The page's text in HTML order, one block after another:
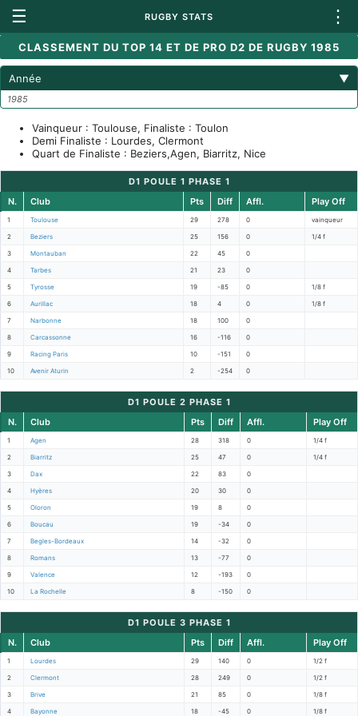
☰ RUGBY STATS ⋮
CLASSEMENT DU TOP 14 ET DE PRO D2 DE RUGBY 1985
Année ▼
1985
Vainqueur : Toulouse, Finaliste : Toulon
Demi Finaliste : Lourdes, Clermont
Quart de Finaliste : Beziers,Agen, Biarritz, Nice
D1 POULE 1 PHASE 1
N.
Club Pts Diff Affl. Play Off
1 Toulouse 29 278 0 vainqueur
2 Beziers 25 156 0 1/4 f
3 Montauban 22 45 0
4 Tarbes 21 23 0
5 Tyrosse 19 -85 0 1/8 f
6 Aurillac 18 4 0 1/8 f
7 Narbonne 18 100 0
8 Carcassonne 16 -116 0
9 Racing Paris 10 -151 0
10 Avenir Aturin 2 -254 0
D1 POULE 2 PHASE 1
N.
Club Pts Diff Affl. Play Off
1 Agen 28 318 0 1/4 f
2 Biarritz 25 47 0 1/4 f
3 Dax 22 83 0
4 Hyères 20 30 0
5 Oloron 19 8 0
6 Boucau 19 -34 0
7 Begles-Bordeaux 14 -32 0
8 Romans 13 -77 0
9 Valence 12 -193 0
10 La Rochelle 8 -150 0
D1 POULE 3 PHASE 1
N.
Club Pts Diff Affl. Play Off
1 Lourdes 29 140 0 1/2 f
2 Clermont 28 249 0 1/2 f
3 Brive 21 85 0 1/8 f
4 Bayonne 18 -45 0 1/8 f